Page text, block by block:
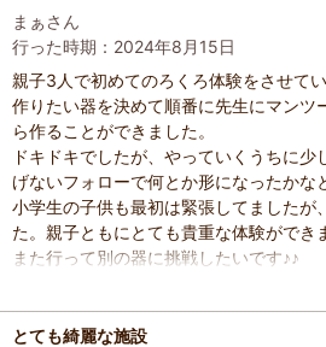
まぁさん
行った時期：2024年8月15日
親子3人で初めてのろくろ体験をさせてい
作りたい器を決めて順番に先生にマンツ
ら作ることができました。
ドキドキでしたが、やっていくうちに少
げないフォローで何とか形になったかな
小学生の子供も最初は緊張してましたが
た。親子ともにとても貴重な体験ができ
また行って別の器に挑戦したいです♪♪
とても綺麗な施設